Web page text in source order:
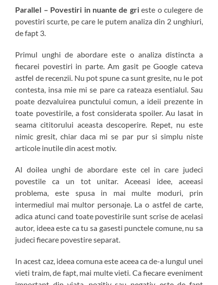
Parallel – Povestiri in nuante de grieste o culegere de
povestiri scurte, pe care le putem analiza din 2 unghiuri,
de fapt 3.
Primul unghi de abordare este o analiza distincta a
fiecarei povestiri in parte. Am gasit pe Google cateva
astfel de recenzii. Nu pot spune ca sunt gresite, nu le pot
contesta, insa mie mi se pare ca rateaza esentialul. Sau
poate dezvaluirea punctului comun, a ideii prezente in
toate povestirile, a fost considerata spoiler. Au lasat in
seama cititorului aceasta descoperire. Repet, nu este
nimic gresit, chiar daca mi se par pur si simplu niste
articole inutile din acest motiv.
Al doilea unghi de abordare este cel in care judeci
povestile ca un tot unitar. Aceeasi idee, aceeasi
problema, este spusa in mai multe moduri, prin
intermediul mai multor personaje. La o astfel de carte,
adica atunci cand toate povestirile sunt scrise de acelasi
autor, ideea este ca tu sa gasesti punctele comune, nu sa
judeci fiecare povestire separat.
In acest caz, ideea comuna este aceea ca de-a lungul unei
vieti traim, de fapt, mai multe vieti. Ca fiecare eveniment